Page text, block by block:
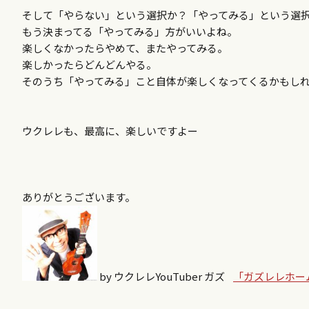
そして「やらない」という選択か？「やってみる」という選
もう決まってる「やってみる」方がいいよね。
楽しくなかったらやめて、またやってみる。
楽しかったらどんどんやる。
そのうち「やってみる」こと自体が楽しくなってくるかもしれ
ウクレレも、最高に、楽しいですよー
ありがとうございます。
by ウクレレYouTuber ガズ 「ガズレレホー